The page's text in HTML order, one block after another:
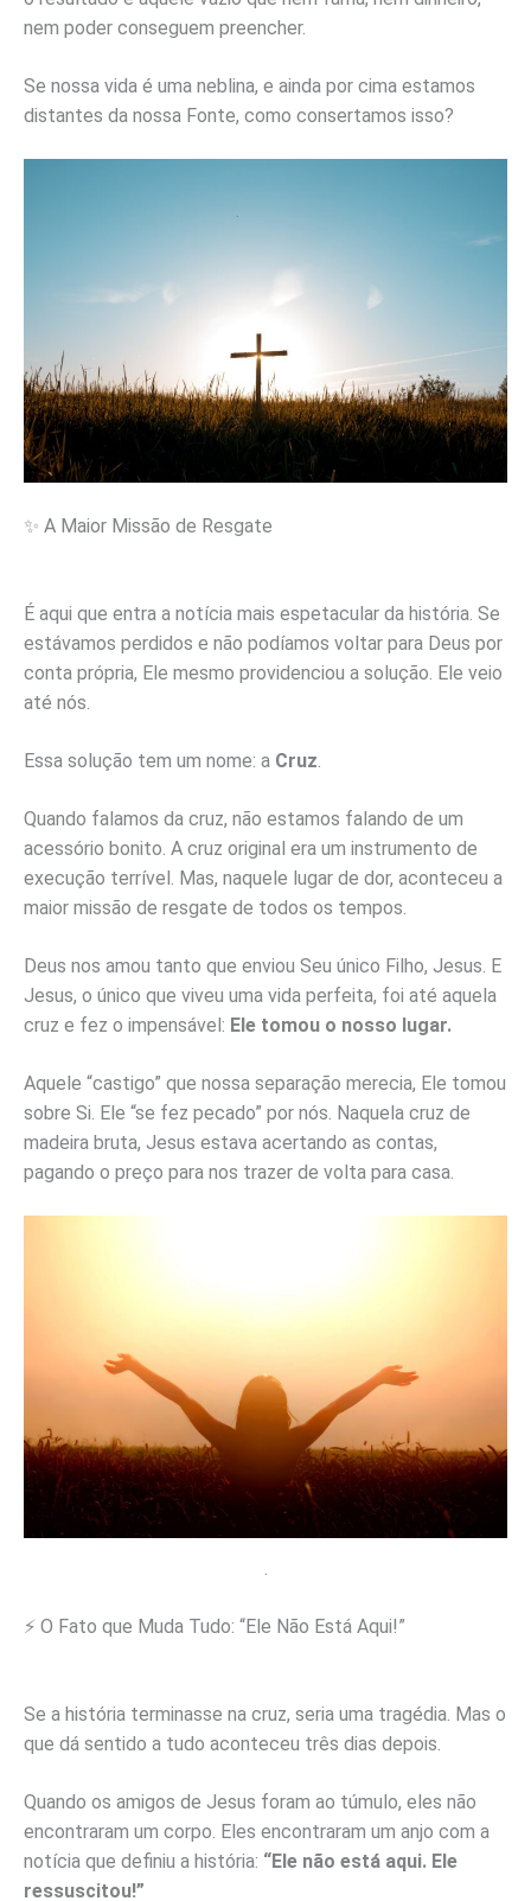
nem poder conseguem preencher.
Se nossa vida é uma neblina, e ainda por cima estamos
distantes da nossa Fonte, como consertamos isso?
✨ A Maior Missão de Resgate
É aqui que entra a notícia mais espetacular da história. Se
estávamos perdidos e não podíamos voltar para Deus por
conta própria, Ele mesmo providenciou a solução. Ele veio
até nós.
Essa solução tem um nome: a Cruz.
Quando falamos da cruz, não estamos falando de um
acessório bonito. A cruz original era um instrumento de
execução terrível. Mas, naquele lugar de dor, aconteceu a
maior missão de resgate de todos os tempos.
Deus nos amou tanto que enviou Seu único Filho, Jesus. E
Jesus, o único que viveu uma vida perfeita, foi até aquela
cruz e fez o impensável: Ele tomou o nosso lugar.
Aquele “castigo” que nossa separação merecia, Ele tomou
sobre Si. Ele “se fez pecado” por nós. Naquela cruz de
madeira bruta, Jesus estava acertando as contas,
pagando o preço para nos trazer de volta para casa.
⚡ O Fato que Muda Tudo: “Ele Não Está Aqui!”
Se a história terminasse na cruz, seria uma tragédia. Mas o
que dá sentido a tudo aconteceu três dias depois.
Quando os amigos de Jesus foram ao túmulo, eles não
encontraram um corpo. Eles encontraram um anjo com a
notícia que definiu a história: “Ele não está aqui. Ele
ressuscitou!”